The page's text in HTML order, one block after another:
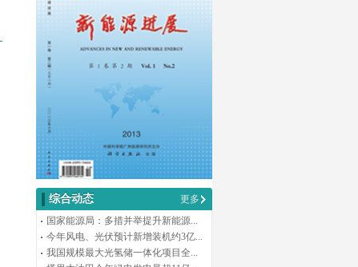
综合动态
更多
国家能源局：多措并举提升新能源...
今年风电、光伏预计新增装机约3亿...
我国规模最大光氢储一体化项目全...